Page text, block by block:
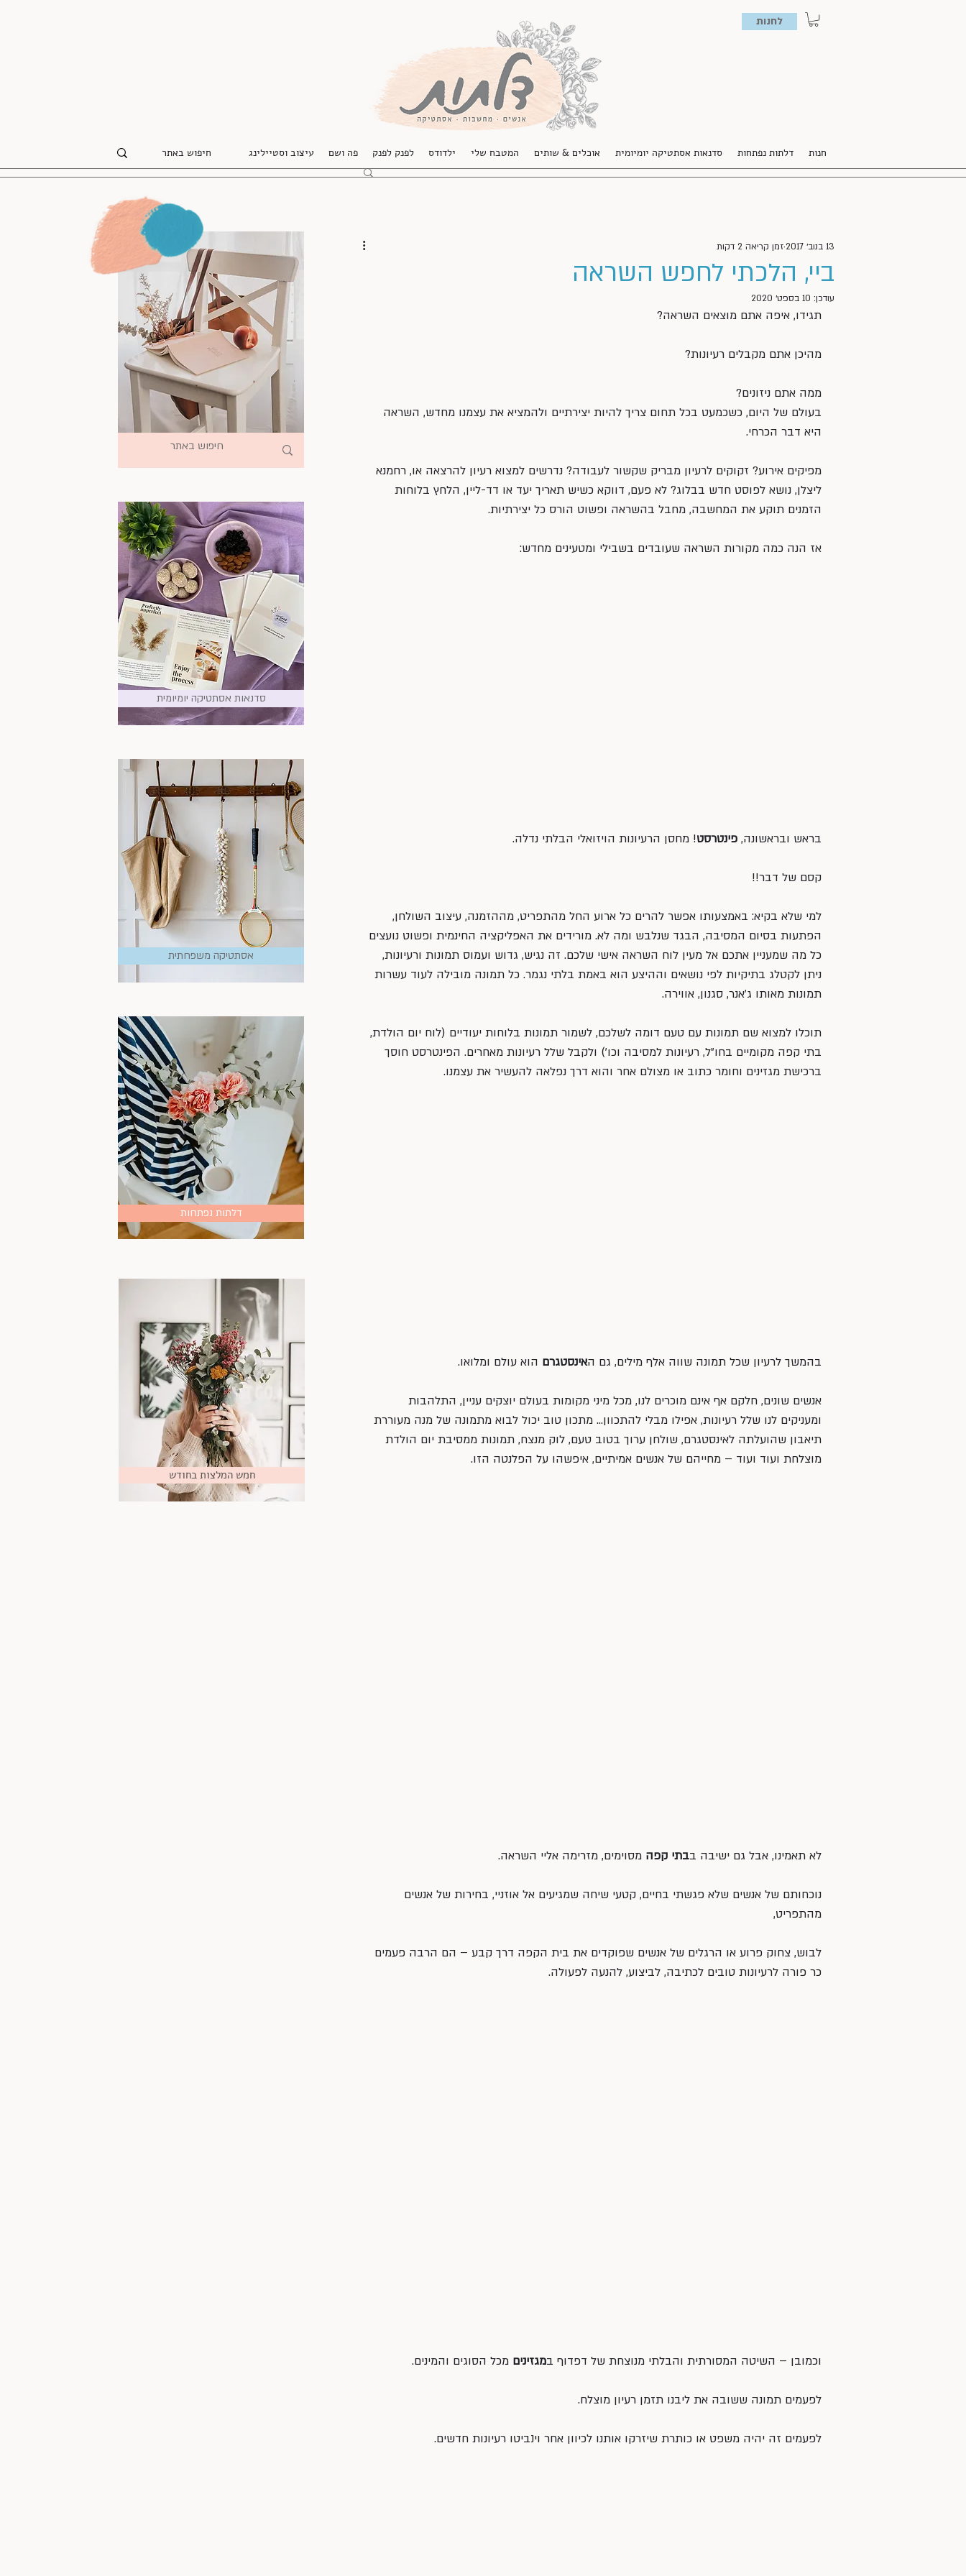
לחנות
חנות דלתות נפתחות סדנאות אסתטיקה יומיומית אוכלים & שותים המטבח שלי ילדודס לפנק לפנק פה ושם עיצוב וסטיילינג
ביי, הלכתי לחפש השראה
13 בנוב׳ 2017 זמן קריאה 2 דקות
עודכן: 10 בספט׳ 2020
תגידו, איפה אתם מוצאים השראה?
מהיכן אתם מקבלים רעיונות?
ממה אתם ניזונים?
בעולם של היום, כשכמעט בכל תחום צריך להיות יצירתיים ולהמציא את עצמנו מחדש, השראה
היא דבר הכרחי.
מפיקים אירוע? זקוקים לרעיון מבריק שקשור לעבודה? נדרשים למצוא רעיון להרצאה או, רחמנא
ליצלן, נושא לפוסט חדש בבלוג? לא פעם, דווקא כשיש תאריך יעד או דד-ליין, הלחץ בלוחות
הזמנים תוקע את המחשבה, מחבל בהשראה ופשוט הורס כל יצירתיות.
אז הנה כמה מקורות השראה שעובדים בשבילי ומטעינים מחדש:
בראש ובראשונה, פינטרסט! מחסן הרעיונות הויזואלי הבלתי נדלה.
קסם של דבר!!
למי שלא בקיא: באמצעותו אפשר להרים כל ארוע החל מהתפריט, מההזמנה, עיצוב השולחן,
הפתעות בסיום המסיבה, הבגד שנלבש ומה לא. מורידים את האפליקציה החינמית ופשוט נועצים
כל מה שמעניין אתכם אל מעין לוח השראה אישי שלכם. זה נגיש, גדוש ועמוס תמונות ורעיונות,
ניתן לקטלג בתיקיות לפי נושאים וההיצע הוא באמת בלתי נגמר. כל תמונה מובילה לעוד עשרות
תמונות מאותו ג׳אנר, סגנון, אווירה.
תוכלו למצוא שם תמונות עם טעם דומה לשלכם, לשמור תמונות בלוחות יעודיים (לוח יום הולדת,
בתי קפה מקומיים בחו״ל, רעיונות למסיבה וכו׳) ולקבל שלל רעיונות מאחרים. הפינטרסט חוסך
ברכישת מגזינים וחומר כתוב או מצולם אחר והוא דרך נפלאה להעשיר את עצמנו.
בהמשך לרעיון שכל תמונה שווה אלף מילים, גם האינסטגרם הוא עולם ומלואו.
אנשים שונים, חלקם אף אינם מוכרים לנו, מכל מיני מקומות בעולם יוצקים עניין, התלהבות
ומעניקים לנו שלל רעיונות, אפילו מבלי להתכוון… מתכון טוב יכול לבוא מתמונה של מנה מעוררת
תיאבון שהועלתה לאינסטגרם, שולחן ערוך בטוב טעם, לוק מנצח, תמונות ממסיבת יום הולדת
מוצלחת ועוד ועוד – מחייהם של אנשים אמיתיים, איפשהו על הפלנטה הזו.
לא תאמינו, אבל גם ישיבה בבתי קפה מסוימים, מזרימה אליי השראה.
נוכחותם של אנשים שלא פגשתי בחיים, קטעי שיחה שמגיעים אל אוזניי, בחירות של אנשים
מהתפריט,
לבוש, צחוק פרוע או הרגלים של אנשים שפוקדים את בית הקפה דרך קבע – הם הרבה פעמים
כר פורה לרעיונות טובים לכתיבה, לביצוע, להנעה לפעולה.
וכמובן – השיטה המסורתית והבלתי מנוצחת של דפדוף במגזינים מכל הסוגים והמינים.
לפעמים תמונה ששובה את ליבנו תזמן רעיון מוצלח.
לפעמים זה יהיה משפט או כותרת שיזרקו אותנו לכיוון אחר וינביטו רעיונות חדשים.
סדנאות אסתטיקה יומיומית
אסתטיקה משפחתית
דלתות נפתחות
חמש המלצות בחודש